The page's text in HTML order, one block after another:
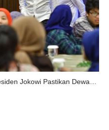
Ada Hakim dan Mantan KPK, Presiden Jokowi Pastikan Dewas KPK Diisi Nama-Nama Yang Baik